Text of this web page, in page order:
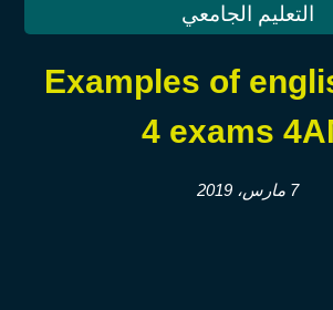
التعليم الجامعي
Examples of
exams
7 مارس، 2019